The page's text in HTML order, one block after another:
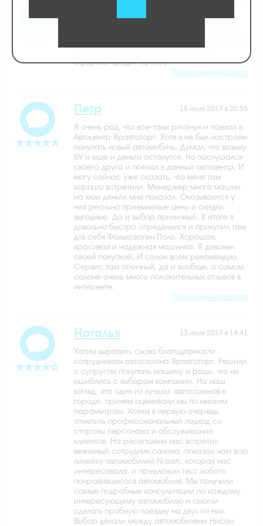
оформил кредит на него.
Прокомментировать
18 июля 2019 в 20:56
Петр
Я очень рад, что все-таки рискнул и поехал в
Автоцентр Яравтоторг. Хотя я не был настроен
покупать новый автомобиль. Думал, что возьму
БУ и еще и деньги останутся. Но послушался
своего друга и поехал в данный автоцентр. И
могу сейчас уже сказать, что меня там
хорошо встретили. Менеджер много машин
на мои деньги мне показал. Оказывается у
них реально приемлемые цены и скидки
выгодные. Да и выбор приличный. В итоге я
довольно быстро определился и прикупил там
для себя Фольксваген Поло. Хорошая,
красивая и надежная машинка. Я доволен
своей покупкой. И салон всем рекомендую.
Сервис там отличный, да и вообще, о самом
салоне очень много положительных отзывов в
интернете.
Прокомментировать
13 июля 2019 в 14:41
Наталья
Хотим выразить слова благодарности
сотрудникам автосалона Яравтоторг. Решили
с супругом покупать машину и рады, что не
ошиблись с выбором компании. На наш
взгляд, это один из лучших автосалонов в
городе, причем оценивали мы по многим
параметрам. Хотим в первую очередь
отметить профессиональный подход со
стороны персонала и обслуживание
клиентов. На ресепшене нас встретил
вежливый сотрудник салона, показал нам всю
линейку автомобилей Nissan, которая нас
интересовала, и предложил тест любого
понравившегося автомобиля. Мы получили
самые подробные консультации по каждому
интересующему автомобилю и смогли
сделать пробную поездку на двух из них.
Выбор делали между автомобилями Нисан